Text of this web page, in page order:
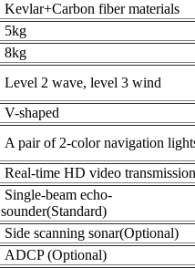
Kevlar+Carbon fiber materials
5kg
8kg
Level 2 wave, level 3 wind
V-shaped
A pair of 2-color navigation
Real-time HD video transmission
Single-beam echo-
sounder(Standard)
Side scanning sonar(Optional)
ADCP (Optional)